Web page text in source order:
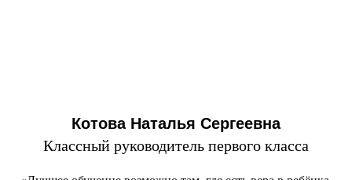
Котова Наталья Сергеевна
Классный руководитель первого класса